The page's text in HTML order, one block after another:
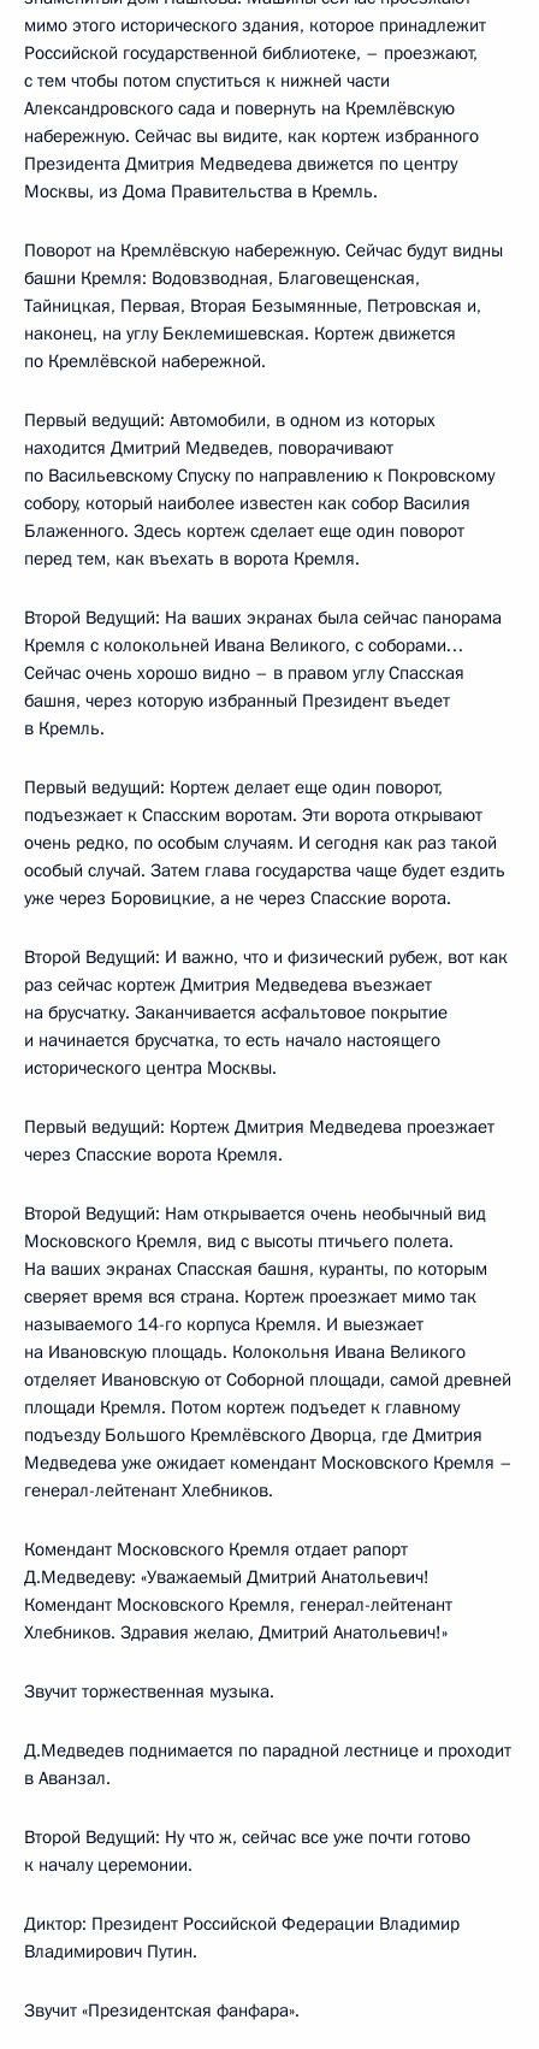
мимо этого исторического здания, которое принадлежит
Российской государственной библиотеке, – проезжают,
с тем чтобы потом спуститься к нижней части
Александровского сада и повернуть на Кремлёвскую
набережную. Сейчас вы видите, как кортеж избранного
Президента Дмитрия Медведева движется по центру
Москвы, из Дома Правительства в Кремль.
Поворот на Кремлёвскую набережную. Сейчас будут видны
башни Кремля: Водовзводная, Благовещенская,
Тайницкая, Первая, Вторая Безымянные, Петровская и,
наконец, на углу Беклемишевская. Кортеж движется
по Кремлёвской набережной.
Первый ведущий: Автомобили, в одном из которых
находится Дмитрий Медведев, поворачивают
по Васильевскому Спуску по направлению к Покровскому
собору, который наиболее известен как собор Василия
Блаженного. Здесь кортеж сделает еще один поворот
перед тем, как въехать в ворота Кремля.
Второй Ведущий: На ваших экранах была сейчас панорама
Кремля с колокольней Ивана Великого, с соборами…
Сейчас очень хорошо видно – в правом углу Спасская
башня, через которую избранный Президент въедет
в Кремль.
Первый ведущий: Кортеж делает еще один поворот,
подъезжает к Спасским воротам. Эти ворота открывают
очень редко, по особым случаям. И сегодня как раз такой
особый случай. Затем глава государства чаще будет ездить
уже через Боровицкие, а не через Спасские ворота.
Второй Ведущий: И важно, что и физический рубеж, вот как
раз сейчас кортеж Дмитрия Медведева въезжает
на брусчатку. Заканчивается асфальтовое покрытие
и начинается брусчатка, то есть начало настоящего
исторического центра Москвы.
Первый ведущий: Кортеж Дмитрия Медведева проезжает
через Спасские ворота Кремля.
Второй Ведущий: Нам открывается очень необычный вид
Московского Кремля, вид с высоты птичьего полета.
На ваших экранах Спасская башня, куранты, по которым
сверяет время вся страна. Кортеж проезжает мимо так
называемого 14-го корпуса Кремля. И выезжает
на Ивановскую площадь. Колокольня Ивана Великого
отделяет Ивановскую от Соборной площади, самой древней
площади Кремля. Потом кортеж подъедет к главному
подъезду Большого Кремлёвского Дворца, где Дмитрия
Медведева уже ожидает комендант Московского Кремля –
генерал-лейтенант Хлебников.
Комендант Московского Кремля отдает рапорт
Д.Медведеву: «Уважаемый Дмитрий Анатольевич!
Комендант Московского Кремля, генерал-лейтенант
Хлебников. Здравия желаю, Дмитрий Анатольевич!»
Звучит торжественная музыка.
Д.Медведев поднимается по парадной лестнице и проходит
в Аванзал.
Второй Ведущий: Ну что ж, сейчас все уже почти готово
к началу церемонии.
Диктор: Президент Российской Федерации Владимир
Владимирович Путин.
Звучит «Президентская фанфара».